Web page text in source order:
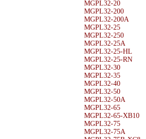
MGPL32-20
MGPL32-200
MGPL32-200A
MGPL32-25
MGPL32-250
MGPL32-25A
MGPL32-25-HL
MGPL32-25-RN
MGPL32-30
MGPL32-35
MGPL32-40
MGPL32-50
MGPL32-50A
MGPL32-65
MGPL32-65-XB10
MGPL32-75
MGPL32-75A